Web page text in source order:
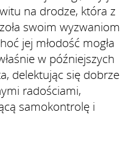
na drodze, która z
swoim wyzwaniom
jej młodość mogła
w późniejszych
delektując się dobrze
radościami,
samokontrolę i